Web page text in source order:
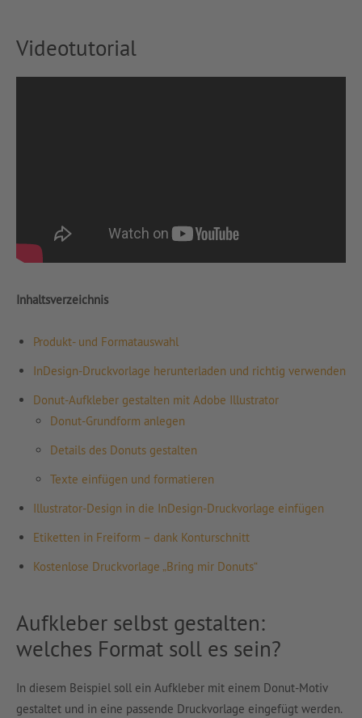
Videotutorial
Inhaltsverzeichnis
Produkt- und Formatauswahl
InDesign-Druckvorlage herunterladen und richtig verwenden
Donut-Aufkleber gestalten mit Adobe Illustrator
Donut-Grundform anlegen
Details des Donuts gestalten
Texte einfügen und formatieren
Illustrator-Design in die InDesign-Druckvorlage einfügen
Etiketten in Freiform – dank Konturschnitt
Kostenlose Druckvorlage „Bring mir Donuts“
Aufkleber selbst gestalten:
welches Format soll es sein?
In diesem Beispiel soll ein Aufkleber mit einem Donut-Motiv
gestaltet und in eine passende Druckvorlage eingefügt werden.